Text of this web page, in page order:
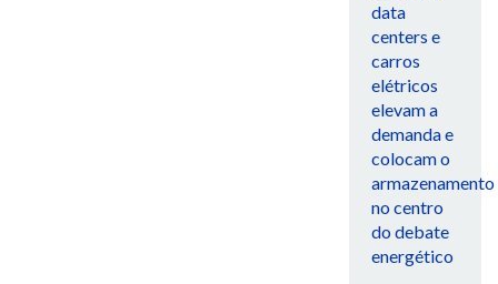
data
centers e
carros
elétricos
elevam a
demanda e
colocam o
armazenamento
no centro
do debate
energético